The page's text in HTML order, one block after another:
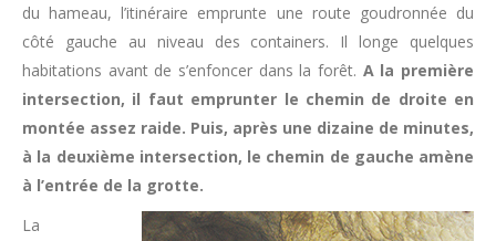
du hameau, l’itinéraire emprunte une route goudronnée du
côté gauche au niveau des containers. Il longe quelques
habitations avant de s’enfoncer dans la forêt. A la première
intersection, il faut emprunter le chemin de droite en
montée assez raide. Puis, après une dizaine de minutes,
à la deuxième intersection, le chemin de gauche amène
à l’entrée de la grotte.
La